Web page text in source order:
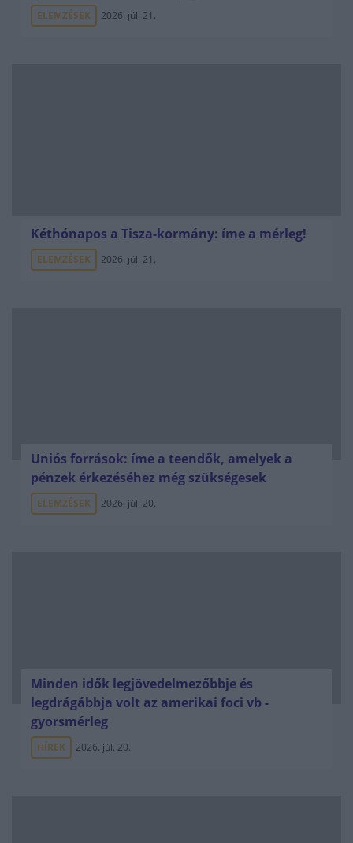
ELEMZÉSEK 2026. júl. 21.
Kéthónapos a Tisza-kormány: íme a mérleg!
ELEMZÉSEK 2026. júl. 21.
Uniós források: íme a teendők, amelyek a
pénzek érkezéséhez még szükségesek
ELEMZÉSEK 2026. júl. 20.
Minden idők legjövedelmezőbbje és
legdrágábbja volt az amerikai foci vb -
gyorsmérleg
HÍREK 2026. júl. 20.